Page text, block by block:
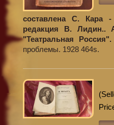
составлена С. Кара - Мурза , Ю.Соболев.
редакция В. Лидин..
"Театральная Россия".
проблемы. 1928 464s.